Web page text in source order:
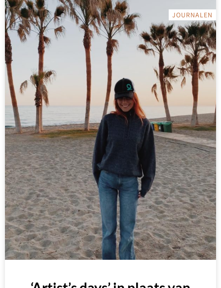
JOURNALEN